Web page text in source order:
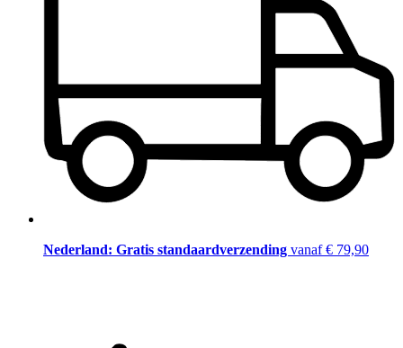
Nederland: Gratis standaardverzending vanaf € 79,90